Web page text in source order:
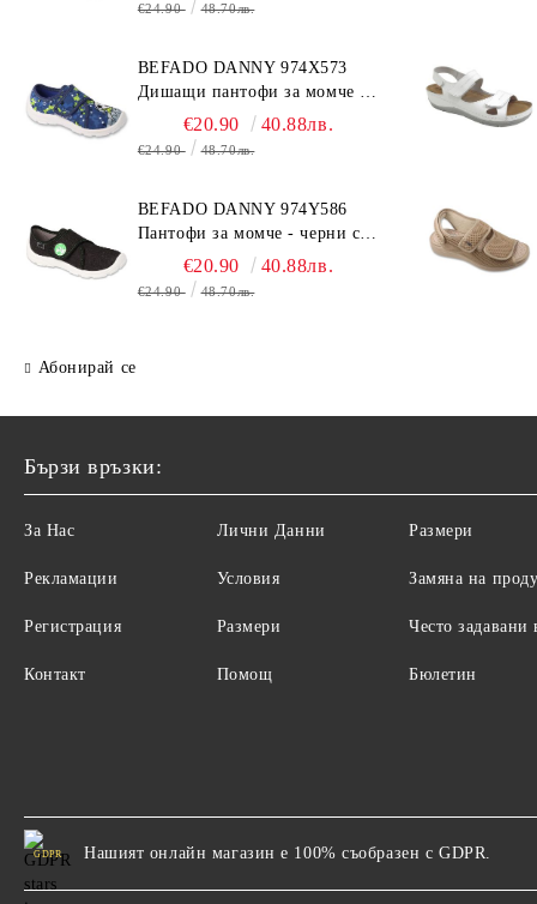
€24.90 48.70лв.
BEFADO DANNY 974X573
Дишащи пантофи за момче -
сини с топка
€20.90 40.88лв.
€24.90 48.70лв.
BEFADO DANNY 974Y586
Пантофи за момче - черни с
динозавър€20.90 40.88лв.
€24.90 48.70лв.
Абонирай се
Бързи връзки:
За Нас
Рекламации
Регистрация
Контакт
Лични Данни
Условия
Размери
Помощ
Размери
Замяна на
Често задавани
Бюлетин
GDPR Нашият онлайн магазин е 100% съобразен с GDPR.